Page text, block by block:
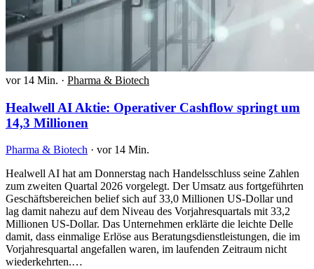
vor 14 Min. · Pharma & Biotech
Healwell AI Aktie: Operativer Cashflow springt um
14,3 Millionen
Pharma & Biotech · vor 14 Min.
Healwell AI hat am Donnerstag nach Handelsschluss seine Zahlen
zum zweiten Quartal 2026 vorgelegt. Der Umsatz aus fortgeführten
Geschäftsbereichen belief sich auf 33,0 Millionen US-Dollar und
lag damit nahezu auf dem Niveau des Vorjahresquartals mit 33,2
Millionen US-Dollar. Das Unternehmen erklärte die leichte Delle
damit, dass einmalige Erlöse aus Beratungsdienstleistungen, die im
Vorjahresquartal angefallen waren, im laufenden Zeitraum nicht
wiederkehrten.…